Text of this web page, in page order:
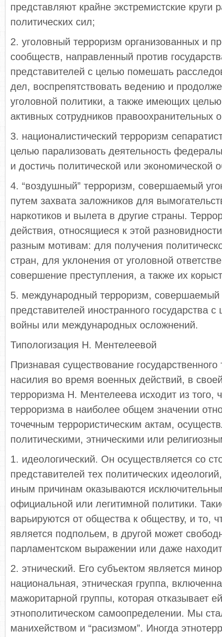
представляют крайне экстремистские круги
политических сил;
2. уголовный терроризм организованных и
сообществ, направленный против
представителей с целью помешать
дел, воспрепятствовать ведению и
уголовной политики, а также имеющих
активных сотрудников правоохранительных
3. националистический терроризм
целью парализовать деятельность
и достичь политической или экономической
4. “воздушный” терроризм, совершаемый
путем захвата заложников для
наркотиков и вылета в другие страны.
действия, относящиеся к этой
разным мотивам: для получения
стран, для уклонения от уголовной
совершение преступления, а также их
5. международный терроризм, совершаемый
представителей иностранного государства
войны или международных осложнений.
Типологизация Н. Ментелеевой
Признавая существование
насилия во время военных действий, в
терроризма Н. Ментелеева исходит из того,
терроризма в наиболее общем значении
точечным террористическим актам,
политическими, этническими или
1. идеологический. Он осуществляется со
представителей тех политических
иным причинам оказываются
официальной или легитимной политики.
варьируются от общества к обществу, и то,
является подпольем, в другой может
парламентском выражении или даже
2. этнический. Его субъектом является
национальная, этническая группа,
мажоритарной группы, которая отказывает
этнополитическом самоопределении. Мы
манихейством и “расизмом”. Иногда